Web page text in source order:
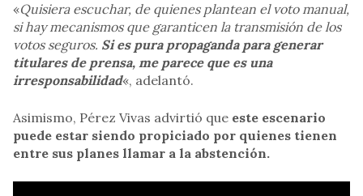
«Quisiera escuchar, de quienes plantean el voto manual,
si hay mecanismos que garanticen la transmisión de los
votos seguros. Si es pura propaganda para generar
titulares de prensa, me parece que es una
irresponsabilidad«, adelantó.
Asimismo, Pérez Vivas advirtió que este escenario
puede estar siendo propiciado por quienes tienen
entre sus planes llamar a la abstención.